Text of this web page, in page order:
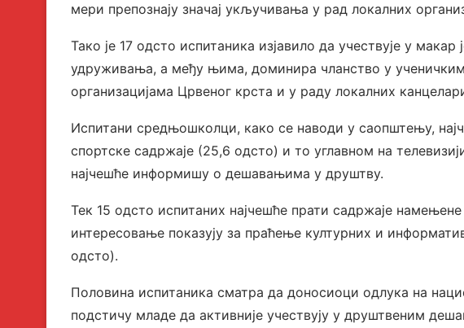
мери препознају значај укључивања у рад локалних
Тако је 17 одсто испитаника изјавило да учествује у
удруживања, а међу њима, доминира чланство у
организацијама Црвеног крста и у раду локалних
Испитани средњошколци, како се наводи у саопштењу,
спортске садржаје (25,6 одсто) и то углавном на
најчешће информишу о дешавањима у друштву.
Тек 15 одсто испитаних најчешће прати садржаје
интересовање показују за праћење културних и
одсто).
Половина испитаника сматра да доносиоци одлука на
подстичу младе да активније учествују у друштвеним